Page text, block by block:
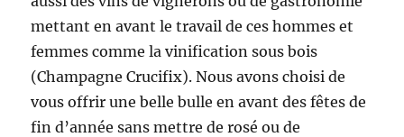
mettant en avant le travail de ces hommes et
femmes comme la vinification sous bois
(Champagne Crucifix). Nous avons choisi de
vous offrir une belle bulle en avant des fêtes de
fin d’année sans mettre de rosé ou de